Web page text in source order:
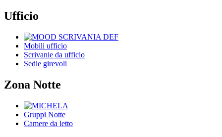
Ufficio
Mobili ufficio
Scrivanie da ufficio
Sedie girevoli
Zona Notte
Gruppi Notte
Camere da letto